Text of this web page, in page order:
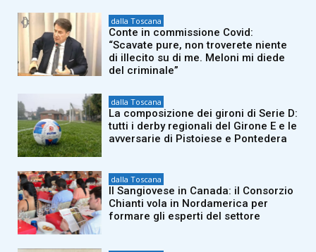
dalla Toscana
Conte in commissione Covid:
“Scavate pure, non troverete niente
di illecito su di me. Meloni mi diede
del criminale”
dalla Toscana
La composizione dei gironi di Serie D:
tutti i derby regionali del Girone E e le
avversarie di Pistoiese e Pontedera
dalla Toscana
Il Sangiovese in Canada: il Consorzio
Chianti vola in Nordamerica per
formare gli esperti del settore